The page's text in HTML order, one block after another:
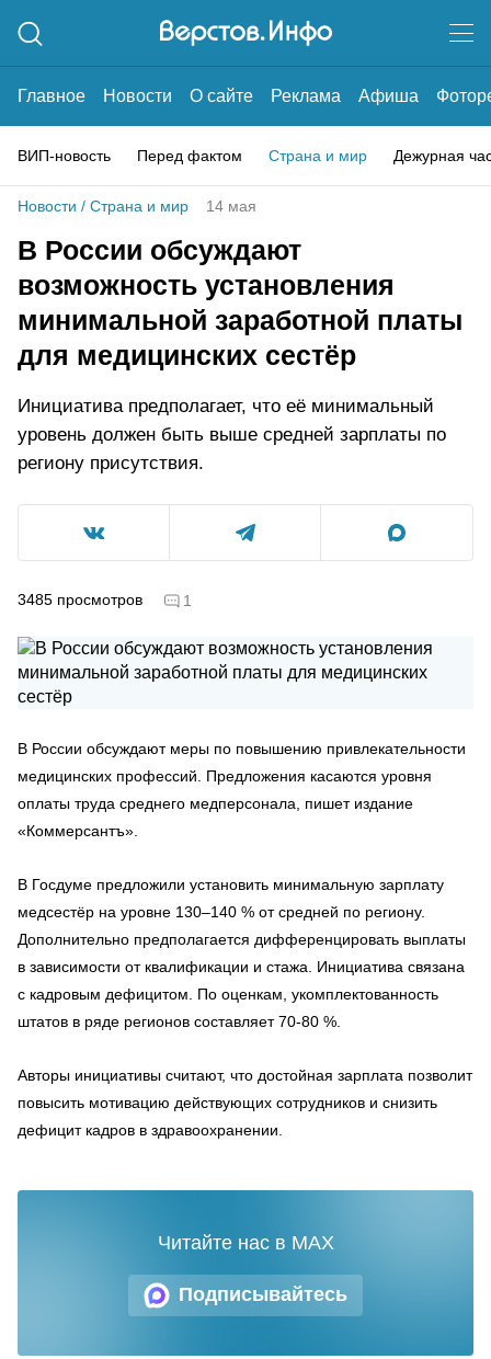
Главное Новости О сайте Реклама Афиша
ВИП-новость Перед фактом Страна и мир Дежурная
Новости / Страна и мир 14 мая
В России обсуждают
возможность установления
минимальной заработной платы
для медицинских сестёр
Инициатива предполагает, что её минимальный
уровень должен быть выше средней зарплаты по
региону присутствия.
3485 просмотров 1
В России обсуждают меры по повышению привлекательности
медицинских профессий. Предложения касаются уровня
оплаты труда среднего медперсонала, пишет издание
«Коммерсантъ».
В Госдуме предложили установить минимальную зарплату
медсестёр на уровне 130–140 % от средней по региону.
Дополнительно предполагается дифференцировать выплаты
в зависимости от квалификации и стажа. Инициатива связана
с кадровым дефицитом. По оценкам, укомплектованность
штатов в ряде регионов составляет 70-80 %.
Авторы инициативы считают, что достойная зарплата позволит
повысить мотивацию действующих сотрудников и снизить
дефицит кадров в здравоохранении.
Подписывайтесь
Читайте нас в MAX